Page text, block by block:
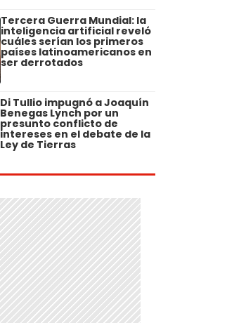
Tercera Guerra Mundial: la
inteligencia artificial reveló
cuáles serían los primeros
países latinoamericanos en
ser derrotados
Di Tullio impugnó a Joaquín
Benegas Lynch por un
presunto conflicto de
intereses en el debate de la
Ley de Tierras